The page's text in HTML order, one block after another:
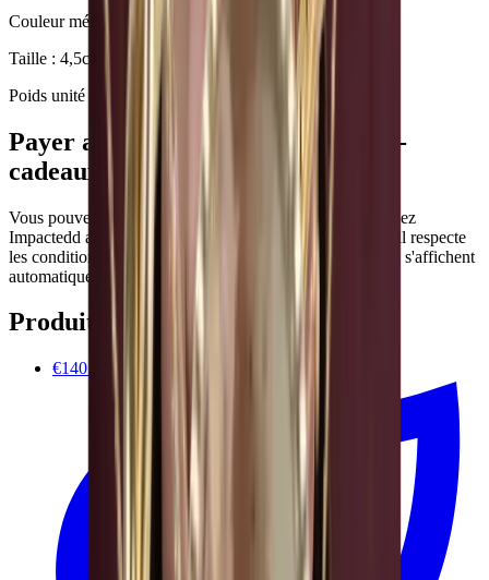
Couleur métal : Jaune
Taille : 4,5cm x 4,5cm
Poids unité : 4,64g
Payer avec Ecochèques et Chèques-
cadeaux
Vous pouvez payer Grandes Créoles Bella - Plaqué or chez
Impactedd avec Ecochèques et Chèques-cadeaux lorsqu'il respecte
les conditions de votre émetteur. Les chèques disponibles s'affichent
automatiquement au paiement.
Produits associés
€140.00